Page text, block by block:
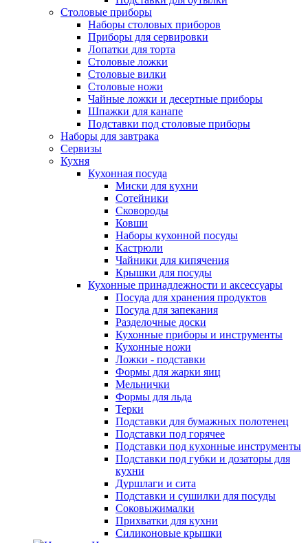
Столовые приборы
Наборы столовых приборов
Приборы для сервировки
Лопатки для торта
Столовые ложки
Столовые вилки
Столовые ножи
Чайные ложки и десертные приборы
Шпажки для канапе
Подставки под столовые приборы
Наборы для завтрака
Сервизы
Кухня
Кухонная посуда
Миски для кухни
Сотейники
Сковороды
Ковши
Наборы кухонной посуды
Кастрюли
Чайники для кипячения
Крышки для посуды
Кухонные принадлежности и аксессуары
Посуда для хранения продуктов
Посуда для запекания
Разделочные доски
Кухонные приборы и инструменты
Кухонные ножи
Ложки - подставки
Формы для жарки яиц
Мельнички
Формы для льда
Терки
Подставки для бумажных полотенец
Подставки под горячее
Подставки под кухонные инструменты
Подставки под губки и дозаторы для
кухни
Дуршлаги и сита
Подставки и сушилки для посуды
Соковыжималки
Прихватки для кухни
Силиконовые крышки